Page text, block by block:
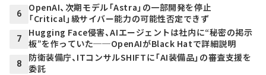
6
OpenAI、次期モデル「Astra」の一部開発を停止
「Critical」級サイバー能力の可能性否定できず
7
Hugging Face侵害、AIエージェントは社内に“秘密の掲示
板”を作っていた──OpenAIがBlack Hatで詳細説明
8
防衛装備庁、ITコンサルSHIFTに「AI装備品」の審査支援を
委託